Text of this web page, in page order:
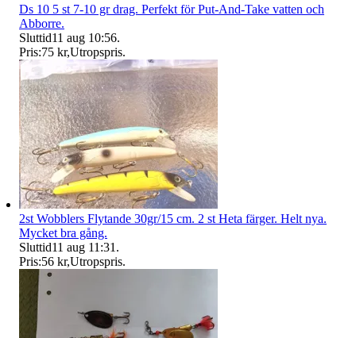
Ds 10 5 st 7-10 gr drag. Perfekt för Put-And-Take vatten och
Abborre.
Sluttid11 aug 10:56.
Pris:75 kr,Utropspris.
2st Wobblers Flytande 30gr/15 cm. 2 st Heta färger. Helt nya.
Mycket bra gång.
Sluttid11 aug 11:31 .
Pris:56 kr,Utropspris.